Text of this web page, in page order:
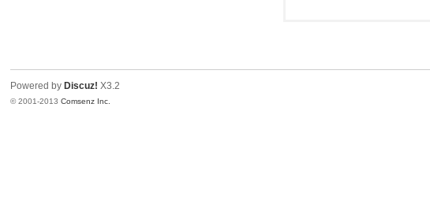
Powered by Discuz! X3.2
© 2001-2013Comsenz Inc.